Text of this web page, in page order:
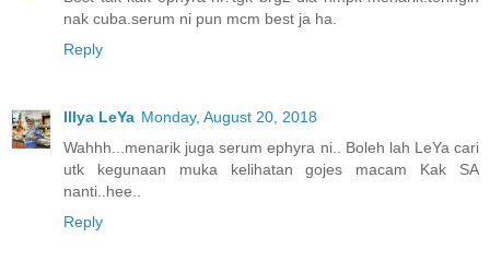
nak cuba.serum ni pun mcm best ja ha.
Reply
Illya LeYa Monday, August 20, 2018
Wahhh...menarik juga serum ephyra ni.. Boleh lah LeYa cari
utk kegunaan muka kelihatan gojes macam Kak SA
nanti..hee..
Reply